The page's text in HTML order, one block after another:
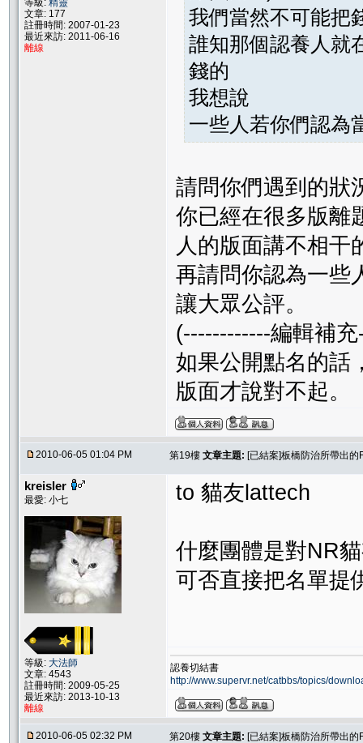
等級: 精靈
文章: 177
註冊時間: 2007-01-23
最近來訪: 2011-06-16
離線
我們當然不可能把
誰知那個認養人就
錢的
我想說
一些人若你們認為
請問你們遇到的狀
你已經在很多版離
人的版面講不相干
再請問你認為一些
讓大眾公評。
(------------編輯補
如果公開點名的話
版面才說對不起。
2010-06-05 01:04 PM 第19樓 文章主題: [已結案]板橋防治所帶出
kreisler
最愛: 小七
等級: 大法師
文章: 4543
註冊時間: 2009-05-25
最近來訪: 2013-10-13
離線
to 貓友lattech
什麼團體是對NR
可否直接把名單提
認養切結書
http://www.supervr.net/catbbs/topics/
2010-06-05 02:32 PM 第20樓 文章主題: [已結案]板橋防治所帶出